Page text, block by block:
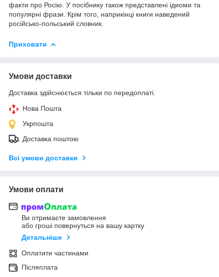
факти про Росію. У посібнику також представлені ідиоми та
популярні фрази. Крім того, наприкінці книги наведений
російсько-польський словник.
Приховати
Умови доставки
Доставка здійснюється тільки по передоплаті.
Нова Пошта
Укрпошта
Доставка поштою
Всі умови доставки
Умови оплати
Ви отримаєте замовлення
або гроші повернуться на вашу картку
Детальніше
Оплатити частинами
Післяплата